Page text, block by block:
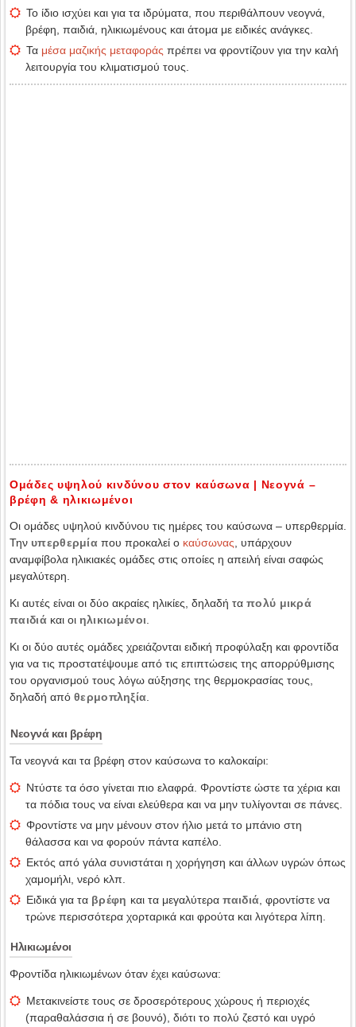
Το ίδιο ισχύει και για τα ιδρύματα, που περιθάλπουν νεογνά,
βρέφη, παιδιά, ηλικιωμένους και άτομα με ειδικές ανάγκες.
Τα μέσα μαζικής μεταφοράς πρέπει να φροντίζουν για την καλή
λειτουργία του κλιματισμού τους.
Ομάδες υψηλού κινδύνου στον καύσωνα | Νεογνά –
βρέφη & ηλικιωμένοι
Οι ομάδες υψηλού κινδύνου τις ημέρες του καύσωνα – υπερθερμία.
Την υπερθερμία που προκαλεί ο καύσωνας , υπάρχουν
αναμφίβολα ηλικιακές ομάδες στις οποίες η απειλή είναι σαφώς
μεγαλύτερη.
Κι αυτές είναι οι δύο ακραίες ηλικίες, δηλαδή τα πολύ μικρά
παιδιάκαι οι ηλικιωμένοι
Κι οι δύο αυτές ομάδες χρειάζονται ειδική προφύλαξη και φροντίδα
για να τις προστατέψουμε από τις επιπτώσεις της απορρύθμισης
του οργανισμού τους λόγω αύξησης της θερμοκρασίας τους,
δηλαδή από θερμοπληξία
Νεογνά και βρέφη
Τα νεογνά και τα βρέφη στον καύσωνα το καλοκαίρι:
Ντύστε τα όσο γίνεται πιο ελαφρά. Φροντίστε ώστε τα χέρια και
τα πόδια τους να είναι ελεύθερα και να μην τυλίγονται σε πάνες.
Φροντίστε να μην μένουν στον ήλιο μετά το μπάνιο στη
θάλασσα και να φορούν πάντα καπέλο.
Εκτός από γάλα συνιστάται η χορήγηση και άλλων υγρών όπως
χαμομήλι, νερό κλπ.
Ειδικά για τα βρέφη και τα μεγαλύτερα παιδιά , φροντίστε να
τρώνε περισσότερα χορταρικά και φρούτα και λιγότερα λίπη.
Ηλικιωμένοι
Φροντίδα ηλικιωμένων όταν έχει καύσωνα:
Μετακινείστε τους σε δροσερότερους χώρους ή περιοχές
(παραθαλάσσια ή σε βουνό), διότι το πολύ ζεστό και υγρό